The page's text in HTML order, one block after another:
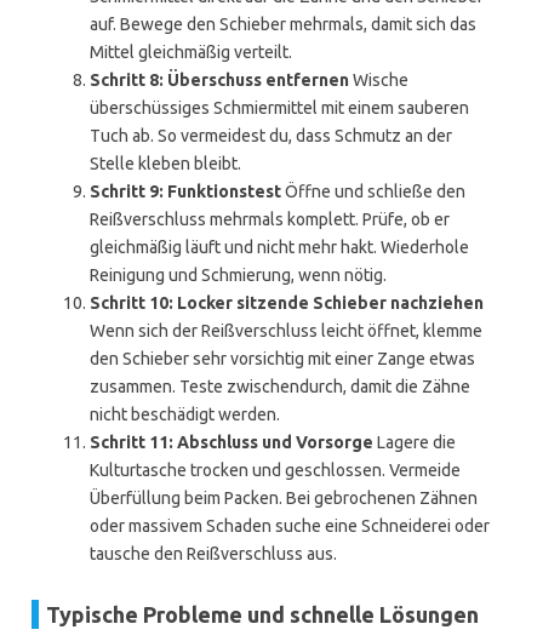
auf. Bewege den Schieber mehrmals, damit sich das
Mittel gleichmäßig verteilt.
Schritt 8: Überschuss entfernenWische
überschüssiges Schmiermittel mit einem sauberen
Tuch ab. So vermeidest du, dass Schmutz an der
Stelle kleben bleibt.
Schritt 9: FunktionstestÖffne und schließe den
Reißverschluss mehrmals komplett. Prüfe, ob er
gleichmäßig läuft und nicht mehr hakt. Wiederhole
Reinigung und Schmierung, wenn nötig.
Schritt 10: Locker sitzende Schieber nachziehen
Wenn sich der Reißverschluss leicht öffnet, klemme
den Schieber sehr vorsichtig mit einer Zange etwas
zusammen. Teste zwischendurch, damit die Zähne
nicht beschädigt werden.
Schritt 11: Abschluss und Vorsorge Lagere die
Kulturtasche trocken und geschlossen. Vermeide
Überfüllung beim Packen. Bei gebrochenen Zähnen
oder massivem Schaden suche eine Schneiderei oder
tausche den Reißverschluss aus.
Typische Probleme und schnelle Lösungen